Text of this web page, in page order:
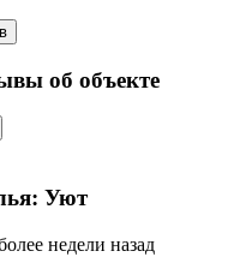
об объекте
Уют
недели назад